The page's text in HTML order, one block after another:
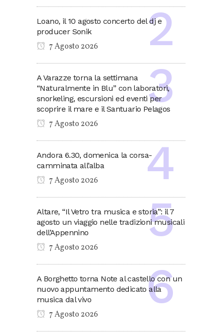
Loano, il 10 agosto concerto del dj e
producer Sonik
7 Agosto 2026
A Varazze torna la settimana
“Naturalmente in Blu” con laboratori,
snorkeling, escursioni ed eventi per
scoprire il mare e il Santuario Pelagos
7 Agosto 2026
Andora 6.30, domenica la corsa-
camminata all’alba
7 Agosto 2026
Altare, “Il Vetro tra musica e storia”: il 7
agosto un viaggio nelle tradizioni musicali
dell’Appennino
7 Agosto 2026
A Borghetto torna Note al castello con un
nuovo appuntamento dedicato alla
musica dal vivo
7 Agosto 2026